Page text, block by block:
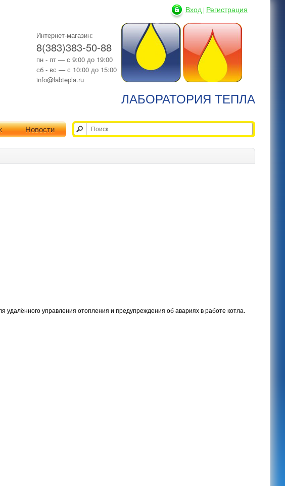
ЛАБОРАТОРИЯ ТЕПЛА
Интернет-магазин:
8(383)383-50-88
пн - пт — с 9:00 до 19:00
сб - вс — с 10:00 до 15:00
info@labtepla.ru
Вход | Регистрация
Новости
управления отопления и предупреждения об авариях в работе котла.